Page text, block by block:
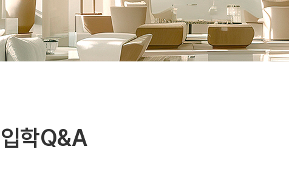
입학Q&A